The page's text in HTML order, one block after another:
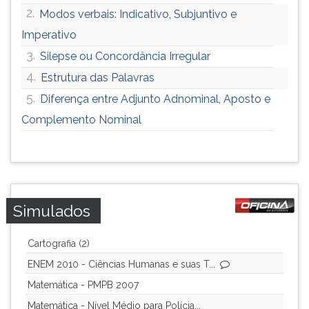
2. Modos verbais: Indicativo, Subjuntivo e
Imperativo
3. Silepse ou Concordância Irregular
4. Estrutura das Palavras
5. Diferença entre Adjunto Adnominal, Aposto e
Complemento Nominal
Simulados
Cartografia (2)
ENEM 2010 - Ciências Humanas e suas T...
Matemática - PMPB 2007
Matemática - Nível Médio para Polícia...